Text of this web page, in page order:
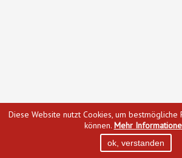
Diese Website nutzt Cookies, um bestmögliche
können. Mehr
ok, verstanden